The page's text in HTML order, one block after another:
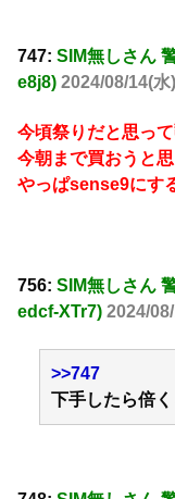
747: SIM無しさん
e8j8) 2024/08/14(
今頃祭りだと思っ
今朝まで買おうと
やっぱsense9にす
756: SIM無しさん
edcf-XTr7) 2024/
>>747
下手したら倍